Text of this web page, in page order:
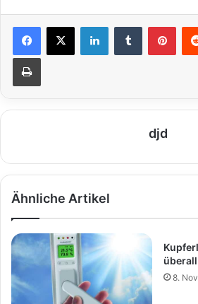
djd
Ähnliche Artikel
8.